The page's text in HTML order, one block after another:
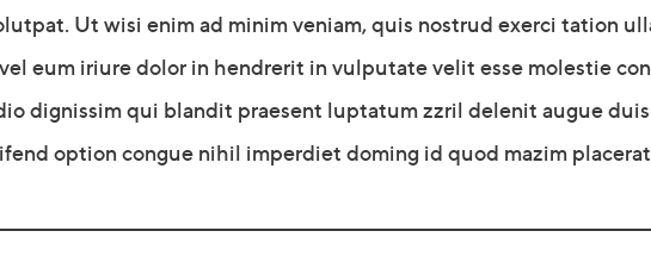
Ut wisi enim ad minim veniam, quis nostrud exerci tation
eum iriure dolor in hendrerit in vulputate velit esse molestie
dignissim qui blandit praesent luptatum zzril delenit augue
option congue nihil imperdiet doming id quod mazim placerat